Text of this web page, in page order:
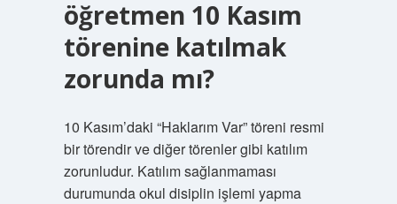
öğretmen 10 Kasım
törenine katılmak
zorunda mı?
10 Kasım’daki “Haklarım Var” töreni resmi
bir törendir ve diğer törenler gibi katılım
zorunludur. Katılım sağlanmaması
durumunda okul disiplin işlemi yapma